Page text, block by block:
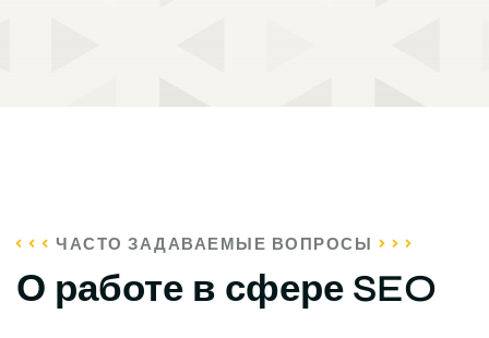
ЧАСТО ЗАДАВАЕМЫЕ ВОПРОСЫ
О работе в сфере SEO